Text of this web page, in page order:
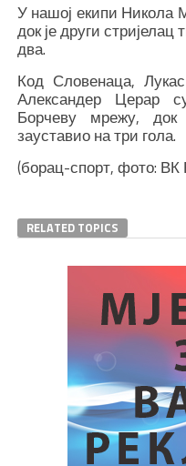
У нашој екипи Никола
док је други
два.
Код Словенаца,
Александер Церар
Борчеву мрежу,
зауставио на три гола.
(борац-спорт, фото: ВК
RELATED TOPICS